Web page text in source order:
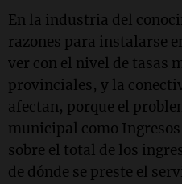
En la industria del
razones para instalarse
ver con el nivel de tasas
provinciales, y la
afectan, porque el
municipal como
sobre el total de los
de dónde se preste el